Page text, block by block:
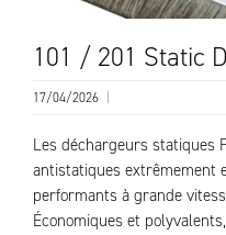
101 / 201 Static
17/04/2026
Les déchargeurs statiques
antistatiques extrêmement
performants à grande
Économiques et